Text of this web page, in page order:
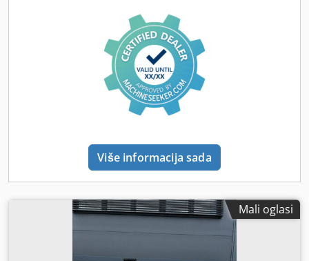
51,2 V, 277 Ah Cedpfx Ajzfd D Ishzerf
Više informacija sada
Mali oglasi